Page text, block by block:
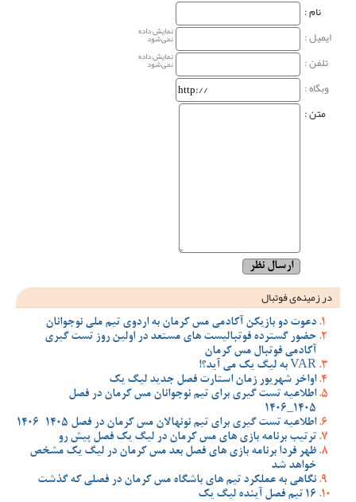
نام‌ :
ایمیل :
نمایش داده
نمی‌شود
تلفن : نمایش داده
نمی‌شود
وبگاه‌ :
متن :
در زمینه‌ی فوتبال
دعوت دو بازیکن آکادمی مس کرمان به اردوی تیم ملی نوجوانان
حضور گسترده فوتبالیست های مستعد در اولین روز تست گیری
آکادمی فوتبال مس کرمان
VAR به لیگ یک می آید؟!
اواخر شهریور زمان استارت فصل جدید لیگ یک
اطلاعیه تست گیری برای تیم نوجوانان مس کرمان در فصل
1405_1406
اطلاعیه تست گیری برای تیم نونهالان مس کرمان در فصل 1405-1406
ترتیب برنامه بازی های مس کرمان در لیگ یک فصل پیش رو
ظهر فردا برنامه بازی های فصل بعد مس کرمان در لیگ یک مشخص
خواهد شد
نگاهی به عملکرد تیم های باشگاه مس کرمان در فصلی که گذشت
16 تیم فصل آینده لیگ یک